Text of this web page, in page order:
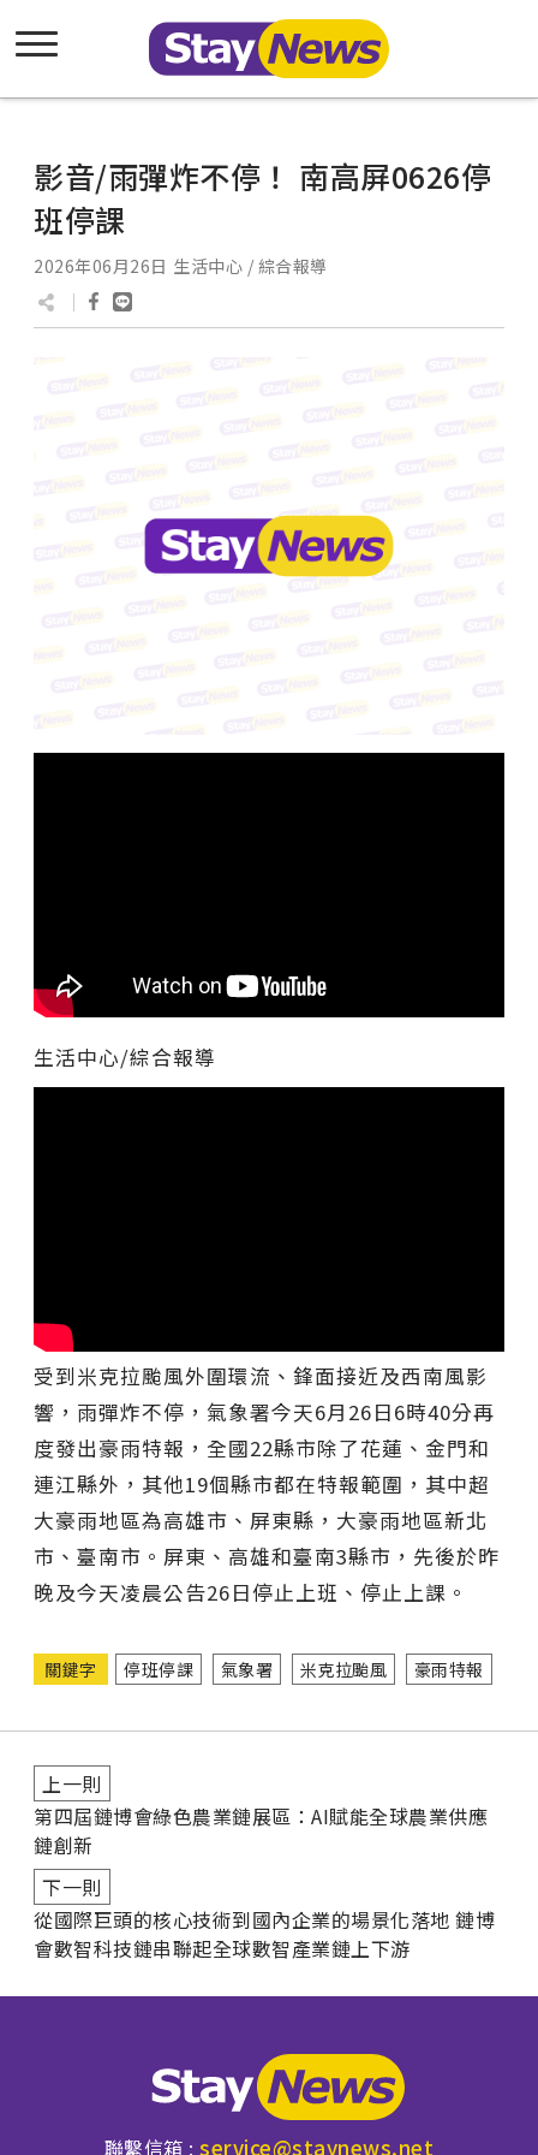
影音/雨彈炸不停！ 南高屏0626停
班停課
2026年06月26日 生活中心 / 綜合報導
生活中心/綜合報導
受到米克拉颱風外圍環流、鋒面接近及西南風影
響，雨彈炸不停，氣象署今天6月26日6時40分再
度發出豪雨特報，全國22縣市除了花蓮、金門和
連江縣外，其他19個縣市都在特報範圍，其中超
大豪雨地區為高雄市、屏東縣，大豪雨地區新北
市、臺南市。屏東、高雄和臺南3縣市，先後於昨
晚及今天凌晨公告26日停止上班、停止上課。
關鍵字 停班停課 氣象署 米克拉颱風 豪雨特報
上一則
第四屆鏈博會綠色農業鏈展區：AI賦能全球農業供應
鏈創新
下一則
從國際巨頭的核心技術到國內企業的場景化落地 鏈博
會數智科技鏈串聯起全球數智產業鏈上下游
聯繫信箱 :service@staynews.net